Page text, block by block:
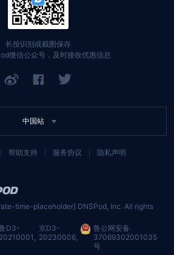
长按识别或截图保存
微信公众号，及时接收优惠信息
time-placeholder} DNSPod, Inc. All rights
D3-
20210001 ,
京D3-
20230006,
鲁公网安备
37069302001035
号
中国站
帮助支持 服务协议 隐私声明